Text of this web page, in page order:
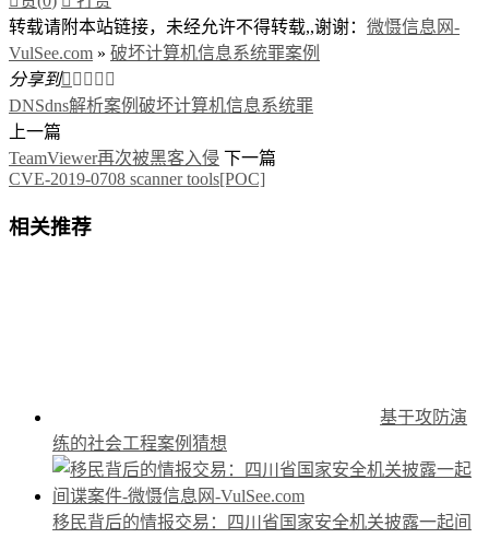
转载请附本站链接，未经允许不得转载,,谢谢： 微慑信息网-
VulSee.com » 破坏计算机信息系统罪案例
分享到    
DNSdns解析案例 破坏计算机信息系统罪
上一篇
TeamViewer再次被黑客入侵 下一篇
CVE-2019-0708 scanner tools[POC]
相关推荐
基于攻防演
练的社会工程案例猜想
移民背后的情报交易：四川省国家安全机关披露一起间